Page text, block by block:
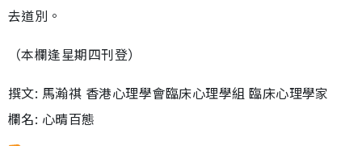
去道別。
（本欄逢星期四刊登）
撰文: 馬瀚祺 香港心理學會臨床心理學組 臨床心理學家
欄名: 心晴百態